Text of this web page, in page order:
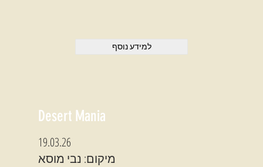
למידע נוסף
Desert Mania
19.03.26
מיקום: נבי מוסא